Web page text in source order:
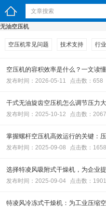
无油空压机
空压机常见问题 技术支持 行
空压机的容积效率是什么？一文读
发布时间：2026-05-11 点击数：658
干式无油旋齿空压机怎么调节压力
发布时间：2025-10-12 点击数：2067
掌握螺杆空压机高效运行的关键：
发布时间：2025-09-08 点击数：1658
选择特凌风吸附式干燥机，为企业
发布时间：2025-09-04 点击数：1901
特凌风冷冻式干燥机：为工业压缩